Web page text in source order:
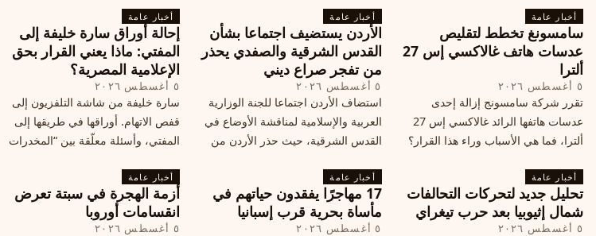
أخبار عامة
سامسونغ تخطط لتقليص
عدسات هاتف غالاكسي إس 27
ألترا
٥ أغسطس ٢٠٢٦
تقرر شركة سامسونج إزالة إحدى
عدسات هاتفها الرائد غالاكسي إس 27
ألترا، فما هي الأسباب وراء هذا القرار؟
الأندرويد الأغلى في السوق؟
أخبار عامة
الأردن يستضيف اجتماعا بشأن
القدس الشرقية والصفدي يحذر
من تفجر صراع ديني
٥ أغسطس ٢٠٢٦
استضاف الأردن اجتماعا للجنة الوزارية
العربية والإسلامية لمناقشة الأوضاع في
القدس الشرقية، حيث حذر الأردن من
الدول إلى الامتناع عن نقل سفاراتها إلى
القدس، ما يزيد التوتر في المنطقة
أخبار عامة
إحالة أوراق سارة خليفة إلى
المفتي: ماذا يعني القرار بحق
الإعلامية المصرية؟
٥ أغسطس ٢٠٢٦
سارة خليفة من شاشة التلفزيون إلى
قفص الاتهام. أوراقها في طريقها إلى
المفتي، وأسئلة معلّقة بين “المخدرات
أخبار عامة
تحليل جديد لتحركات التحالفات
شمال إثيوبيا بعد حرب تيغراي
٥ أغسطس ٢٠٢٦
أخبار عامة
17 مهاجرًا يفقدون حياتهم في
مأساة بحرية قرب إسبانيا
٥ أغسطس ٢٠٢٦
أخبار عامة
أزمة الهجرة في سبتة تعرض
انقسامات أوروبا
٥ أغسطس ٢٠٢٦